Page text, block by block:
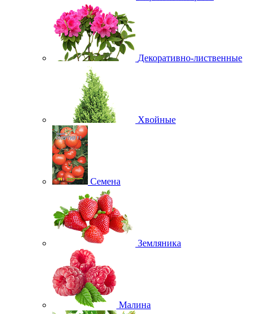
Декоративно-лиственные
Хвойные
Семена
Земляника
Малина